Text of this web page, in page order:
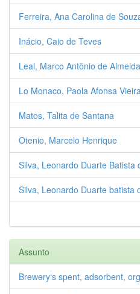
Ferreira, Ana Carolina de
Inácio, Caio de Teves
Leal, Marco Antônio de Almeida
Lo Monaco, Paola Afonsa Vieira
Matos, Talita de Santana
Otenio, Marcelo Henrique
Silva, Leonardo Duarte Batista
Silva, Leonardo Duarte batista
Assunto
Brewery‘s spent, adsorbent,